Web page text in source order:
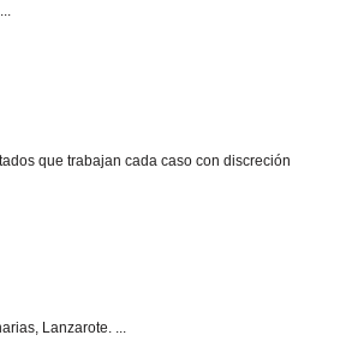
que trabajan cada caso con discreción
Lanzarote. ...